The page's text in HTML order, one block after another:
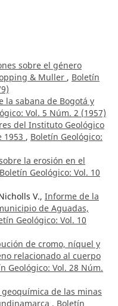
sobre el género
& Muller , Boletín
la sabana de Bogotá y
Vol. 5 Núm. 2 (1957)
del Instituto Geológico
1953 , Boletín Geológico:
la erosión en el
Boletín Geológico: Vol. 10
V., Informe de la
de Aguadas,
Geológico: Vol. 10
de cromo, níquel y
relacionado al cuerpo
Geológico: Vol. 28 Núm.
geoquímica de las minas
, Boletín